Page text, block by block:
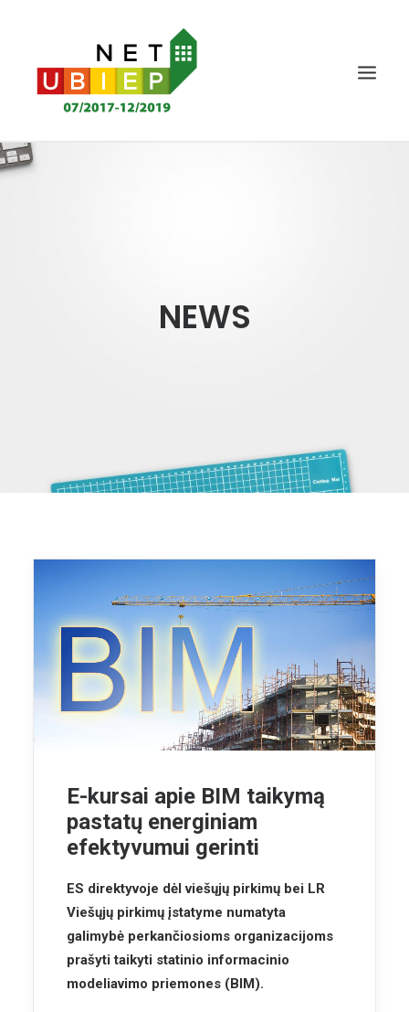
KOMPETENCIJŲ VERTINIMAS
LIETUVIŠKAI
NEWS
E-kursai apie BIM taikymą
pastatų energiniam
efektyvumui gerinti
ES direktyvoje dėl viešųjų pirkimų bei LR
Viešųjų pirkimų įstatyme numatyta
galimybė perkančiosioms organizacijoms
prašyti taikyti statinio informacinio
modeliavimo priemones (BIM).